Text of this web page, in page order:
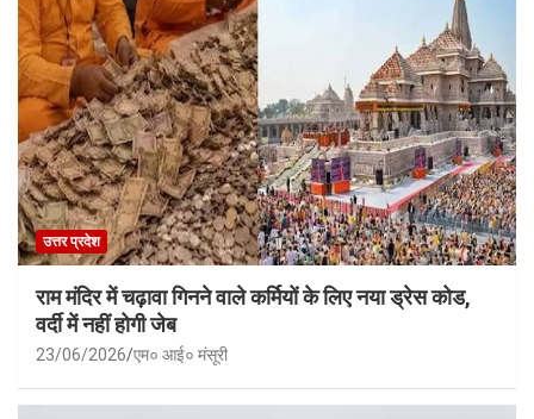
उत्तर प्रदेश
राम मंदिर में चढ़ावा गिनने वाले कर्मियों के लिए नया ड्रेस कोड,
वर्दी में नहीं होगी जेब
23/06/2026 एम० आई० मंसूरी